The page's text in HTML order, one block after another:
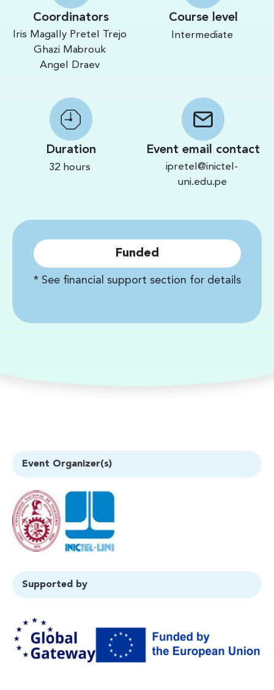
Coordinators
Iris Magally Pretel Trejo
Ghazi Mabrouk
Angel Draev
Course level
Intermediate
Duration
32 hours
Event email contact
ipretel@inictel-
uni.edu.pe
Funded
* See financial support section for details
Event Organizer(s)
Supported by